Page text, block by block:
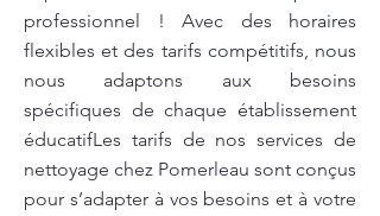
professionnel ! Avec des horaires
flexibles et des tarifs compétitifs, nous
nous adaptons aux besoins
spécifiques de chaque établissement
éducatifLes tarifs de nos services de
nettoyage chez Pomerleau sont conçus
pour s’adapter à vos besoins et à votre